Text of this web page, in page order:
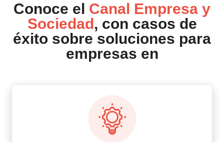
Conoce el Canal Empresa y
Sociedad, con casos de
éxito sobre soluciones para
empresas en